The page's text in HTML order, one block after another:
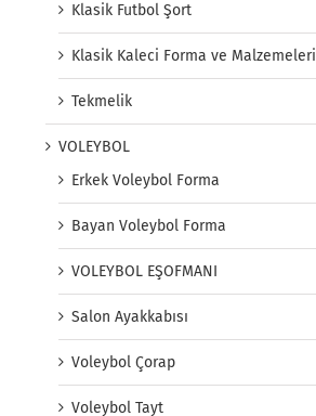
Klasik Futbol Şort
Klasik Kaleci Forma ve Malzemeleri
Tekmelik
VOLEYBOL
Erkek Voleybol Forma
Bayan Voleybol Forma
VOLEYBOL EŞOFMANI
Salon Ayakkabısı
Voleybol Çorap
Voleybol Tayt